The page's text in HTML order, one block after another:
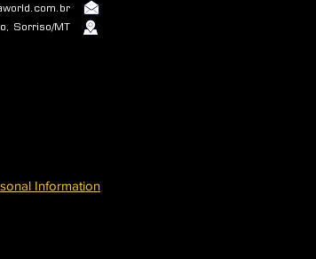
Sorriso/MT
Information